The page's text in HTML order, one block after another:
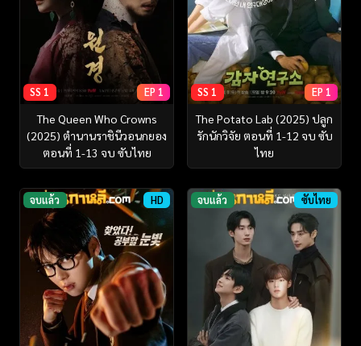
SS 1 EP 1
The Queen Who Crowns
(2025) ตำนานราชินีวอนกยอง
ตอนที่ 1-13 จบ ซับไทย
SS 1 EP 1
The Potato Lab (2025) ปลูก
รักนักวิจัย ตอนที่ 1-12 จบ ซับ
ไทย
จบแล้ว HD จบแล้ว ซับไทย